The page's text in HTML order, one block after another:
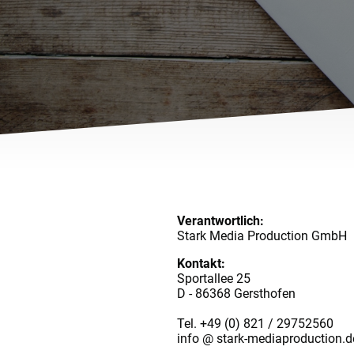
Verantwortlich:
Stark Media Production GmbH
Kontakt:
Sportallee 25
D - 86368 Gersthofen
Tel. +49 (0) 821 / 29752560
info @ stark-